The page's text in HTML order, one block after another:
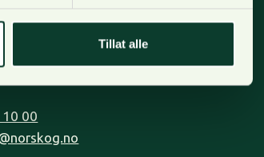
Tillat alle
00